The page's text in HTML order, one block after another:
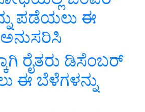
ಪಡೆಯಲು ಈ
ಅನುಸರಿಸಿ
ರೈತರು ಡಿಸೆಂಬರ್
ಈ ಬೆಳೆಗಳನ್ನು